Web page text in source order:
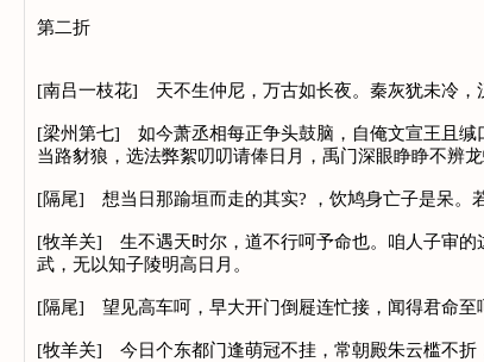
第二折
[南吕一枝花] 天不生仲尼，万古如长夜。秦灰犹未冷，
[梁州第七] 如今萧丞相每正争头鼓脑，自俺文宣王且缄
当路豺狼，选法弊絮叨叨请俸日月，禹门深眼睁睁不辨
[隔尾] 想当日那踰垣而走的其实? ，饮鸠身亡子是呆。
[牧羊关] 生不遇天时尔，道不行呵予命也。咱人子审的
武，无以知子陵明高日月。
[隔尾] 望见高车呵，早大开门倒屣连忙接，闻得君命至
[牧羊关] 今日个东都门逢萌冠不挂，常朝殿朱云槛不折